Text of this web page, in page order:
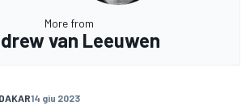
More from
van Leeuwen
DAKAR14 giu 2023